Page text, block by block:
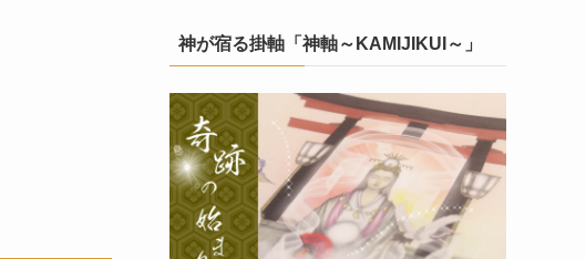
神が宿る掛軸「神軸～KAMIJIKUI～」